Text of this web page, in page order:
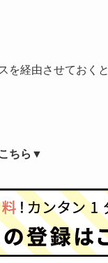
を経由させておく
ちら▼